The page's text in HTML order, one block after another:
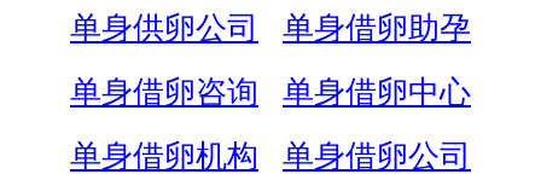
单身供卵公司
单身借卵助孕
单身借卵咨询
单身借卵中心
单身借卵机构
单身借卵公司